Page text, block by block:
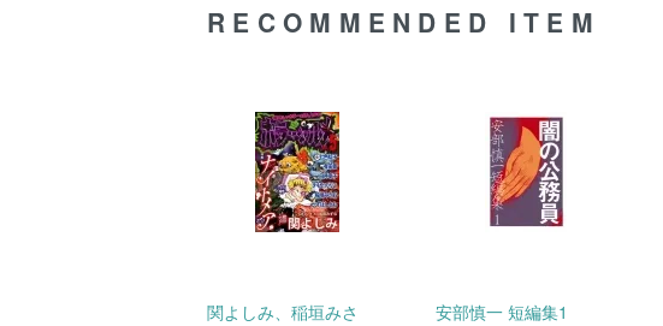
RECOMMENDED ITEM
関よしみ、稲垣みさ
安部慎一 短編集1